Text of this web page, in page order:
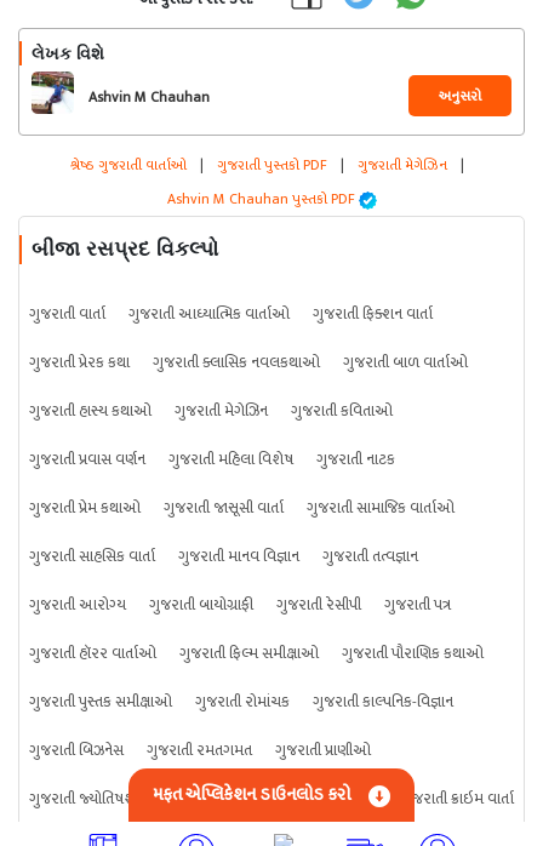
લેખક વિશે
Ashvin M Chauhan અનુસરો
શ્રેષ્ઠ ગુજરાતી વાર્તાઓ | ગુજરાતી પુસ્તકો PDF | ગુજરાતી મેગેઝિન |
Ashvin M Chauhan પુસ્તકો PDF
બીજા રસપ્રદ વિકલ્પો
ગુજરાતી વાર્તા ગુજરાતી આધ્યાત્મિક વાર્તાઓ
ગુજરાતી ફિક્શન વાર્તા
ગુજરાતી પ્રેરક કથા
ગુજરાતી ક્લાસિક નવલકથાઓ
ગુજરાતી બાળ વાર્તાઓ
ગુજરાતી હાસ્ય કથાઓ
ગુજરાતી મેગેઝિન
ગુજરાતી કવિતાઓ
ગુજરાતી પ્રવાસ વર્ણન
ગુજરાતી મહિલા વિશેષ
ગુજરાતી નાટક
ગુજરાતી પ્રેમ કથાઓ
ગુજરાતી જાસૂસી વાર્તા
ગુજરાતી સામાજિક વાર્તાઓ
ગુજરાતી સાહસિક વાર્તા
ગુજરાતી માનવ વિજ્ઞાન
ગુજરાતી તત્વજ્ઞાન
ગુજરાતી આરોગ્ય
ગુજરાતી બાયોગ્રાફી ગુજરાતી રેસીપી
ગુજરાતી પત્ર
ગુજરાતી હૉરર વાર્તાઓ
ગુજરાતી ફિલ્મ સમીક્ષાઓ
ગુજરાતી પૌરાણિક કથાઓ
ગુજરાતી પુસ્તક સમીક્ષાઓ
ગુજરાતી રોમાંચક
ગુજરાતી કાલ્પનિક-વિજ્ઞાન
ગુજરાતી બિઝનેસ
ગુજરાતી રમતગમત
ગુજરાતી પ્રાણીઓ
ગુજરાતી જ્યોતિષશાસ્ત્ર
ગુજરાતી વિજ્ઞાન ગુજરાતી કંઈપણ ગુજરાતી ક્રાઇમ વાર્તા
મફત એપ્લિકેશન ડાઉનલોડ કરો